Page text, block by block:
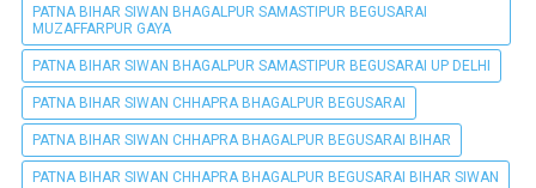
PATNA BIHAR SIWAN BHAGALPUR SAMASTIPUR BEGUSARAI
MUZAFFARPUR GAYA
PATNA BIHAR SIWAN BHAGALPUR SAMASTIPUR BEGUSARAI UP DELHI
PATNA BIHAR SIWAN CHHAPRA BHAGALPUR BEGUSARAI
PATNA BIHAR SIWAN CHHAPRA BHAGALPUR BEGUSARAI BIHAR
PATNA BIHAR SIWAN CHHAPRA BHAGALPUR BEGUSARAI BIHAR SIWAN